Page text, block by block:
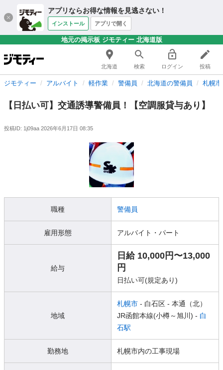
アプリならお得な情報を見逃さない！
インストール アプリで開く
地元の掲示板 ジモティー 北海道版
北海道 検索 ログイン 投稿
ジモティー アルバイト 軽作業 警備員 北海道の警備員 札幌
【日払い可】交通誘導警備員！【空調服貸与あり】
投稿ID: 1j09aa 2026年6月17日 08:35
職種 警備員
雇用形態 アルバイト・パート
給与
日給 10,000円〜13,000
円
日払い可(規定あり)
地域
札幌市 - 白石区 - 本通（北）
JR函館本線(小樽～旭川) - 白
石駅
勤務地 札幌市内の工事現場